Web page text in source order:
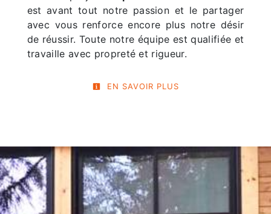
est avant tout notre passion et le partager
avec vous renforce encore plus notre désir
de réussir. Toute notre équipe est qualifiée et
travaille avec propreté et rigueur.
EN SAVOIR PLUS